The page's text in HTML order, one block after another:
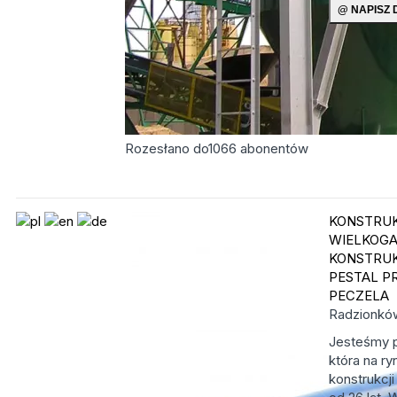
Rozesłano do1066 abonentów
PESTAL
PECZELA
Jesteśmy
która na